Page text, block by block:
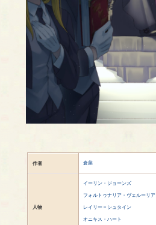
作者 倉葉
人物
イーリン・ジョーンズ
フォルトゥナリア・ヴェルーリア
レイリー＝シュタイン
オニキス・ハート